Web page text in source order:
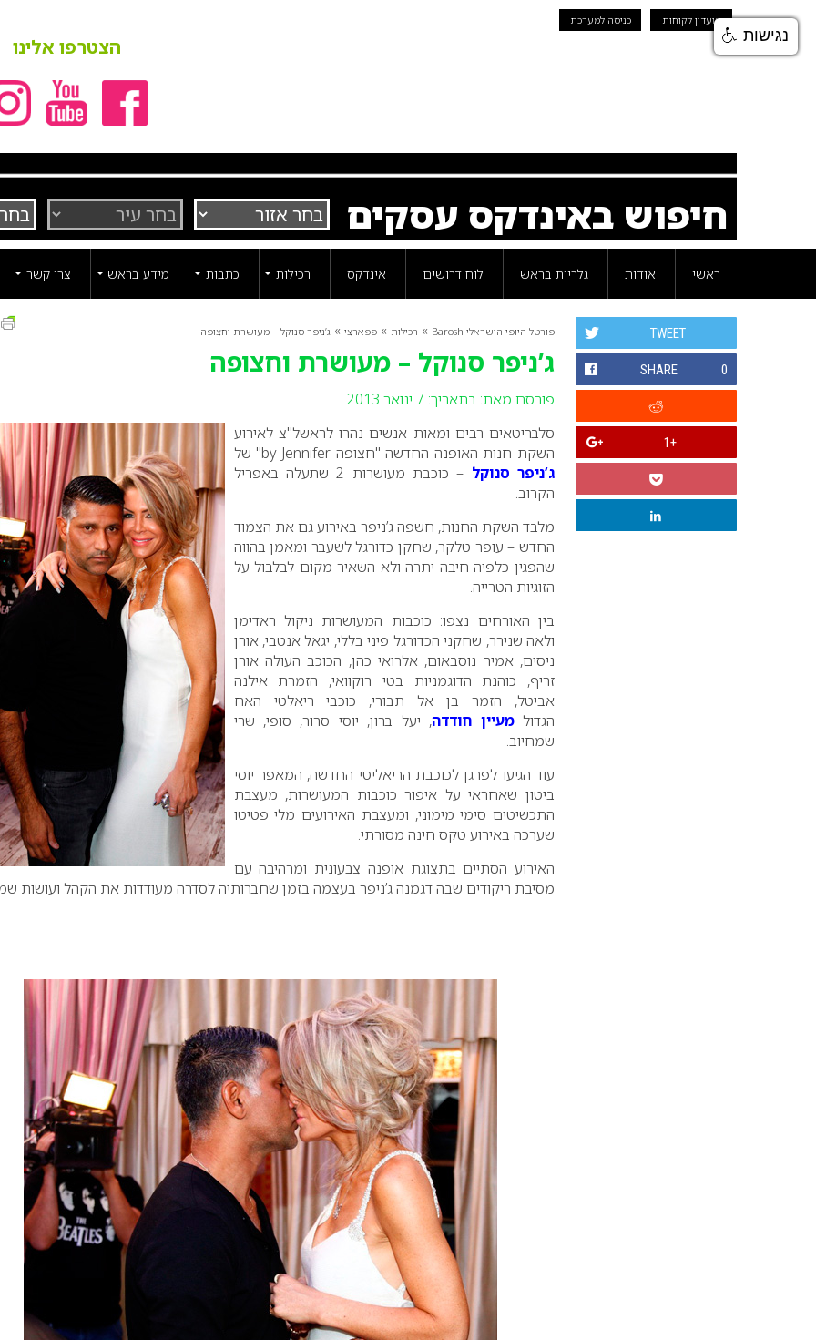
מועדון לקוחות כניסה למערכת
הצטרפו אלינו
חיפוש באינדקס עסקים
ראשי אודות גלריות בראש לוח דרושים אינדקס רכילות כתבות מידע בראש צרו קשר
פורטל היופי הישראלי Barosh » רכילות » פפארצי » ג’ניפר סנוקל – מעושרת וחצופה
ג’ניפר סנוקל – מעושרת וחצופה
פורסם מאת: בתאריך: 7 ינואר 2013
TWEET
SHARE 0
+1
סלבריטאים רבים ומאות אנשים נהרו לראשל"צ לאירוע
השקת חנות האופנה החדשה "חצופה by Jennifer" של
ג’ניפר סנוקל
– כוכבת מעושרות 2 שתעלה באפריל
הקרוב.
מלבד השקת החנות, חשפה ג’ניפר באירוע גם את הצמוד
החדש – עופר טלקר, שחקן כדורגל לשעבר ומאמן בהווה
שהפגין כלפיה חיבה יתרה ולא השאיר מקום לבלבול על
הזוגיות הטרייה.
בין האורחים נצפו: כוכבות המעושרות ניקול ראדימן
ולאה שנירר, שחקני הכדורגל פיני בללי, יגאל אנטבי, אורן
ניסים, אמיר נוסבאום, אלרואי כהן, הכוכב העולה אורן
זריף, כוהנת הדוגמניות בטי רוקוואי, הזמרת אילנה
אביטל, הזמר בן אל תבורי, כוכבי ריאלטי האח
הגדולמעיין חודדה, יעל ברון, יוסי סרור, סופי, שרי
שמחיוב.
עוד הגיעו לפרגן לכוכבת הריאליטי החדשה, המאפר יוסי
ביטון שאחראי על איפור כוכבות המעושרות, מעצבת
התכשיטים סימי מימוני, ומעצבת האירועים מלי פטיטו
שערכה באירוע טקס חינה מסורתי.
האירוע הסתיים בתצוגת אופנה צבעונית ומרהיבה עם
מסיבת ריקודים שבה דגמנה ג’ניפר בעצמה בזמן שחברותיה לסדרה מעודדות את הקהל ועושות
נגישות